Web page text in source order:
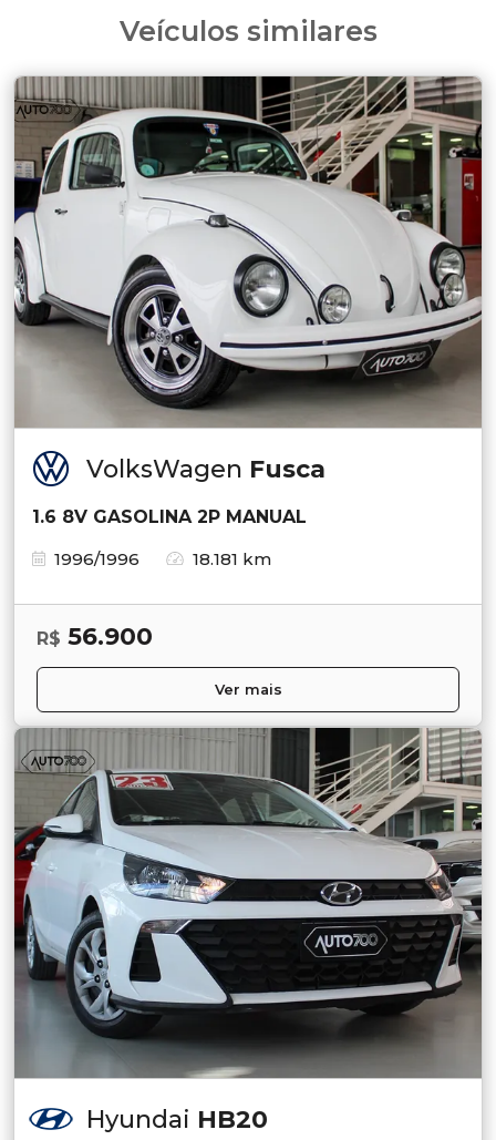
Veículos similares
VolksWagen Fusca
1.6 8V GASOLINA 2P MANUAL
1996/1996
18.181 km
R$ 56.900
Ver mais
Hyundai HB20